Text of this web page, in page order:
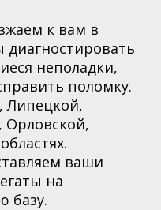
к вам в
диагностировать
неполадки,
поломку.
Липецкой,
Орловской,
.
ваши
на
базу.